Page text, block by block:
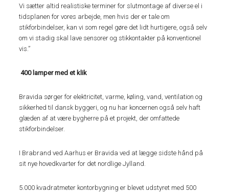
Vi sætter altid realistiske terminer for slutmontage af diverse el i
tidsplanen for vores arbejde, men hvis der er tale om
stikforbindelser, kan vi som regel gøre det lidt hurtigere, også selv
om vi stadig skal lave sensorer og stikkontakter på konventionel
vis.”
400 lamper med et klik
Bravida sørger for elektricitet, varme, køling, vand, ventilation og
sikkerhed til dansk byggeri, og nu har koncernen også selv haft
glæden af at være bygherre på et projekt, der omfattede
stikforbindelser.
I Brabrand ved Aarhus er Bravida ved at lægge sidste hånd på
sit nye hovedkvarter for det nordlige Jylland.
5.000 kvadratmeter kontorbygning er blevet udstyret med 500